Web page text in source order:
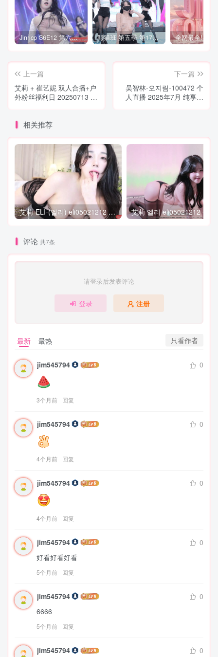
Jinricp S6E12 第六季 第12期 营救俘虏战 中英韩简繁字幕 熊猫班 第五季 第17期 最终职级赛&完结
上一篇
艾莉 + 崔艺妮 双人合播+户
外粉丝福利日 20250713 完
下一篇
吴智林-오지림-100472 个
人直播 2025年7月 纯享剪
相关推荐
艾莉-ELI-(엘리) eli05021212 个人直播 (20240331) 微见鲍 [3V/1.2G]ed2k已补
评论 共7条
请登录后发表评论
登录 注册
最新 最热 只看作者
jim545794 0
3个月前 回复
jim545794 0
4个月前 回复
jim545794 0
4个月前 回复
jim545794
0
好看好看好看
5个月前 回复
jim545794
0
6666
5个月前 回复
jim545794 0